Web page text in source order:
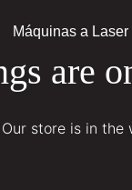
Máquinas a Laser
are
store is in the